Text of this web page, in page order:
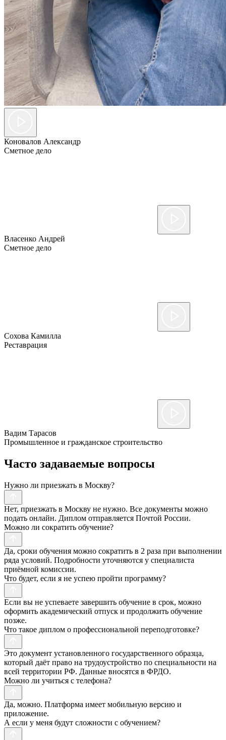
Коновалов Александр
Сметное дело
Власенко Андрей
Сметное дело
Сохова Камилла
Реставрация
Вадим Тарасов
Промышленное и гражданское строительство
Часто задаваемые вопросы
Нужно ли приезжать в Москву?
Нет, приезжать в Москву не нужно. Все документы можно
подать онлайн. Диплом отправляется Почтой России.
Можно ли сократить обучение?
Да, сроки обучения можно сократить в 2 раза при выполнении
ряда условий. Подробности уточняются у специалиста
приёмной комиссии.
Что будет, если я не успею пройти программу?
Если вы не успеваете завершить обучение в срок, можно
оформить академический отпуск и продолжить обучение
позже.
Что такое диплом о профессиональной переподготовке?
Это документ установленного государственного образца,
который даёт право на трудоустройство по специальности на
всей территории РФ. Данные вносятся в ФРДО.
Можно ли учиться с телефона?
Да, можно. Платформа имеет мобильную версию и
приложение.
А если у меня будут сложности с обучением?